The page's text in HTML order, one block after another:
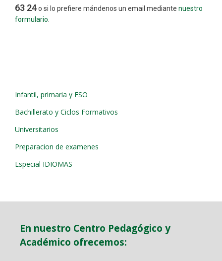
63 24o si lo prefiere mándenos un email mediante nuestro
formulario
Infantil, primaria y ESO
Bachillerato y Ciclos Formativos
Universitarios
Preparacion de examenes
Especial IDIOMAS
En nuestro Centro Pedagógico y
Académico ofrecemos: